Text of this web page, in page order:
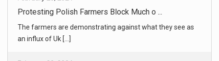
February 20, 2024
Yulia Navalnaya, Aleksei Navalny’s Wid ...
The wife of Russia’s most famous opposition leader long